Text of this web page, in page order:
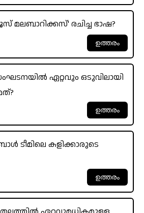
രചിച്ച ഭാഷ?
ഏറ്റവും ഒടുവിലായി
ടീമിലെ കളിക്കാരുടെ